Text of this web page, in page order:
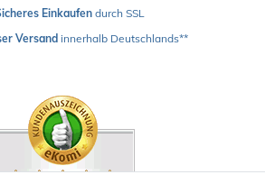
Einkaufen durch SSL
Versand innerhalb Deutschlands**